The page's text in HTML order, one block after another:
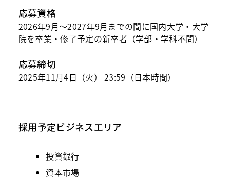
応募資格
2026年9月～2027年9月までの間に国内大学・大学
院を卒業・修了予定の新卒者（学部・学科不問）
応募締切
2025年11月4日（火） 23:59（日本時間）
採用予定ビジネスエリア
投資銀行
資本市場